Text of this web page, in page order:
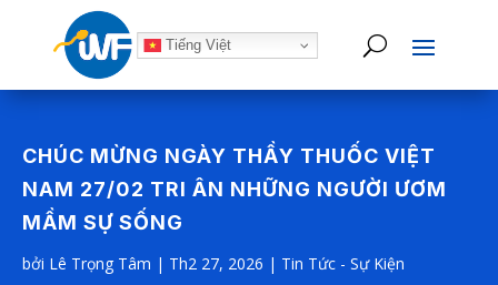
Tiếng Việt
CHÚC MỪNG NGÀY THẦY THUỐC VIỆT
NAM 27/02 TRI ÂN NHỮNG NGƯỜI ƯƠM
MẦM SỰ SỐNG
bởi Lê Trọng Tâm | Th2 27, 2026 | Tin Tức - Sự Kiện